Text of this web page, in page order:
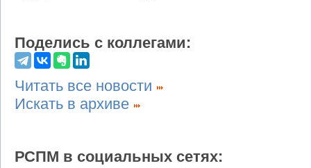
Поделись с коллегами:
Читать все новости
Искать в архиве
РСПМ в социальных сетях: